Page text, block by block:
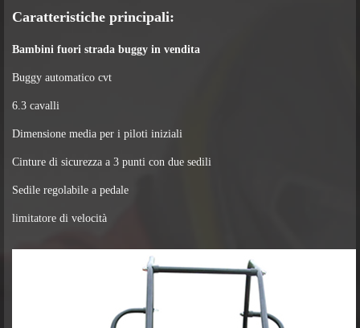
Caratteristiche principali:
Bambini fuori strada buggy in vendita
Buggy automatico cvt
6.3 cavalli
Dimensione media per i piloti iniziali
Cinture di sicurezza a 3 punti con due sedili
Sedile regolabile a pedale
limitatore di velocità